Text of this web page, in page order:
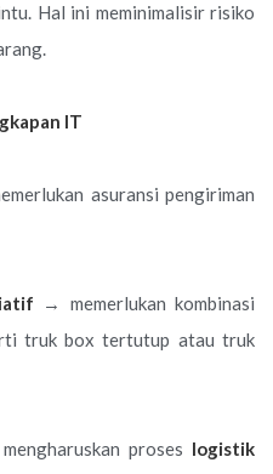
Hal ini meminimalisir risiko
IT
asuransi pengiriman
→ memerlukan kombinasi
truk box tertutup atau truk
proses logistik